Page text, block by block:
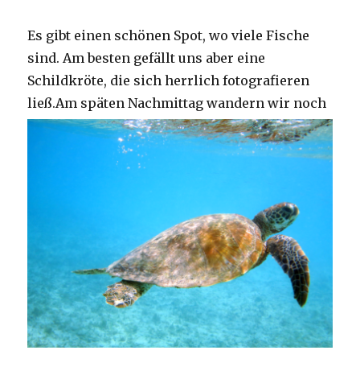
Es gibt einen schönen Spot, wo viele Fische
sind. Am besten gefällt uns aber eine
Schildkröte, die sich herrlich fotografieren
ließ.Am späten Nachmittag wandern wir noch